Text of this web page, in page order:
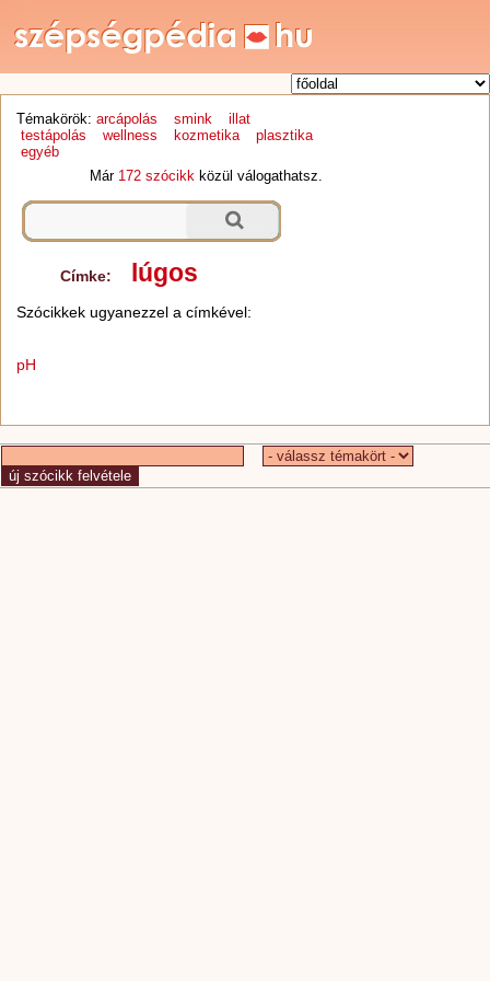
Témakörök: arcápolás smink
illat
testápolás
wellness kozmetika
plasztika
egyéb
Már 172 szócikk közül válogathatsz.
Címke: lúgos
Szócikkek ugyanezzel a címkével:
pH